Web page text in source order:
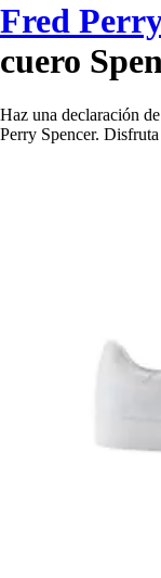
Fred
cuero
Haz una declaración
Perry Spencer.